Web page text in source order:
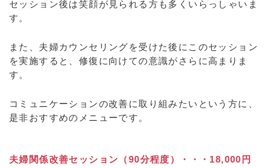
セッション後は笑顔が見られる方も多くいらっしゃいま
す。
また、夫婦カウンセリングを受けた後にこのセッション
を実施すると、修復に向けての意識がさらに高まりま
す。
コミュニケーションの改善に取り組みたいという方に、
是非おすすめのメニューです。
夫婦関係改善セッション（90分程度）・・・18,000円